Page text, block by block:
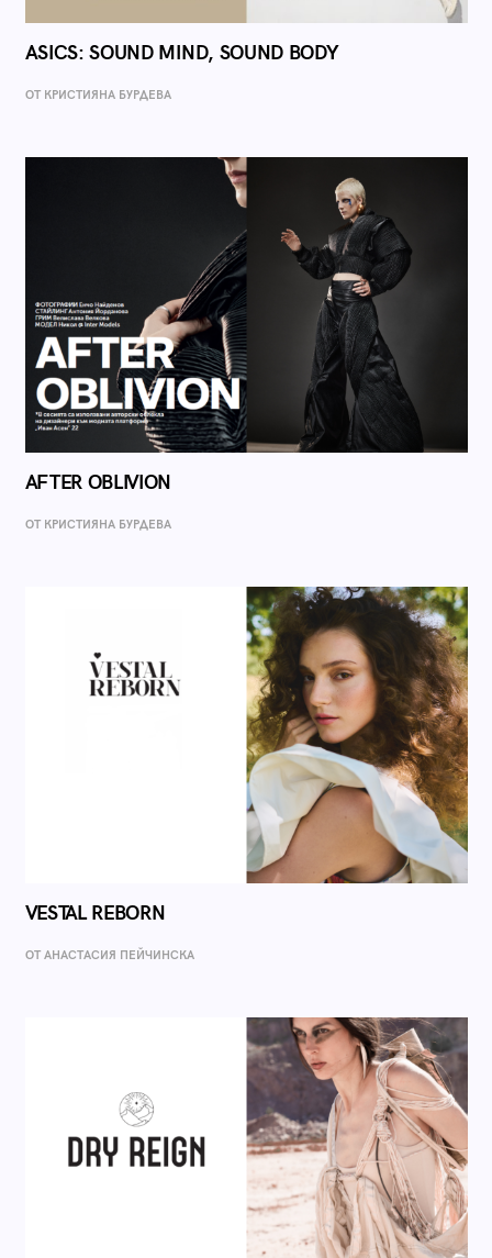
ASICS: SOUND MIND, SOUND BODY
ОТ КРИСТИЯНА БУРДЕВА
AFTER OBLIVION
ОТ КРИСТИЯНА БУРДЕВА
VESTAL REBORN
ОТ AНАСТАСИЯ ПЕЙЧИНСКА